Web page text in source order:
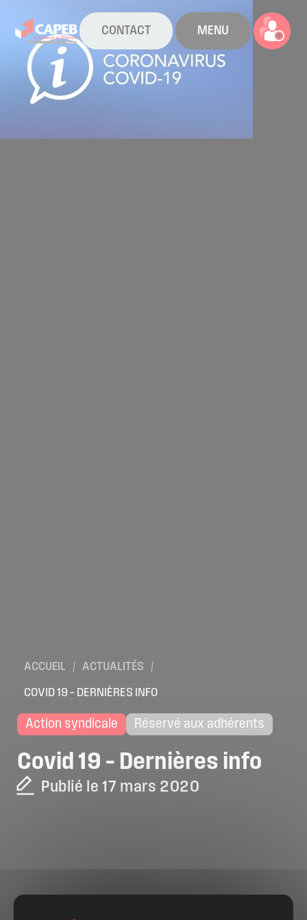
CONTACT MENU
La CAPEB
ACCUEIL / ACTUALITÉS
/
COVID 19 – DERNIÈRES INFO
Action syndicale Réservé aux adhérents
Covid 19 – Dernières info
Publié le 17 mars 2020